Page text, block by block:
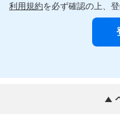
利用規約を必ず確認の上、